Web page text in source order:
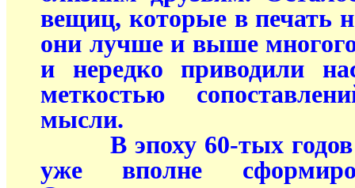
вещиц, которые в печать
они лучше и выше многого
и нередко приводили
меткостью
мысли.
В эпоху 60-тых годов
уже вполне